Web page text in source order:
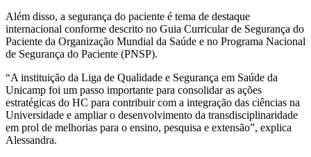
Além disso, a segurança do paciente é tema de destaque
internacional conforme descrito no Guia Curricular de Segurança do
Paciente da Organização Mundial da Saúde e no Programa Nacional
de Segurança do Paciente (PNSP).
“A instituição da Liga de Qualidade e Segurança em Saúde da
Unicamp foi um passo importante para consolidar as ações
estratégicas do HC para contribuir com a integração das ciências na
Universidade e ampliar o desenvolvimento da transdisciplinaridade
em prol de melhorias para o ensino, pesquisa e extensão”, explica
Alessandra.